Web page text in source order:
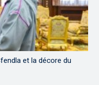
et la décore du